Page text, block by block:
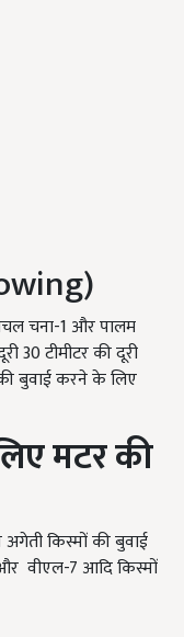
चना-1 और पालम
30 टीमीटर की दूरी
बुवाई करने के लिए
मटर की
अगेती किस्मों की बुवाई
वीएल-7 आदि किस्मों